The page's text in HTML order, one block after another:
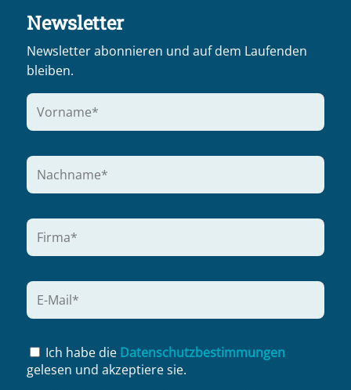
Newsletter
Newsletter abonnieren und auf dem Laufenden
bleiben.
Ich habe die Datenschutzbestimmungen
gelesen und akzeptiere sie.